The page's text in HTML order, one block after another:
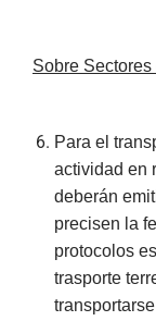
Sobre
Para el
actividad en
deberán
precisen la
protocolos
trasporte